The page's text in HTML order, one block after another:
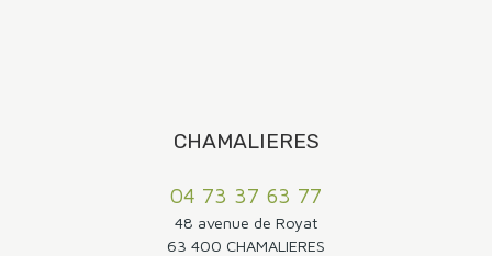
CHAMALIERES
04 73 37 63 77
48 avenue de Royat
63 400 CHAMALIERES